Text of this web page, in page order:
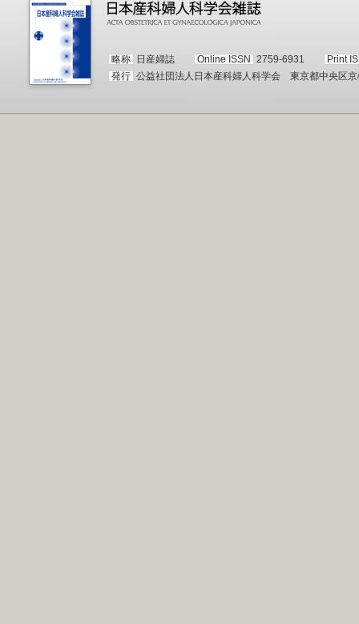
略称 日産婦誌 Online ISSN 2759-6931
Print
発行 公益社団法人日本産科婦人科学会 東京都中央区